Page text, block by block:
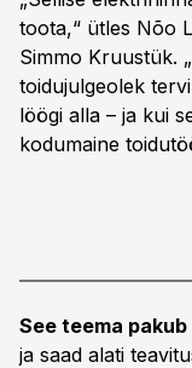
toota,“ ütles Nõo
Simmo Kruustük.
toidujulgeolek
löögi alla – ja kui
kodumaine
See teema pakub
ja saad alati